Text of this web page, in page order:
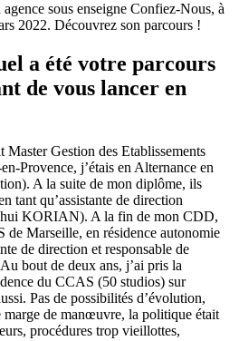
sous enseigne Confiez-Nous, à
2022. Découvrez son parcours !
a été votre parcours
de vous lancer en
Master Gestion des Etablissements
Provence, j’étais en Alternance en
A la suite de mon diplôme, ils
tant qu’assistante de direction
KORIAN). A la fin de mon CDD,
Marseille, en résidence autonomie
de direction et responsable de
bout de deux ans, j’ai pris la
du CCAS (50 studios) sur
Pas de possibilités d’évolution,
marge de manœuvre, la politique était
procédures trop vieillottes,